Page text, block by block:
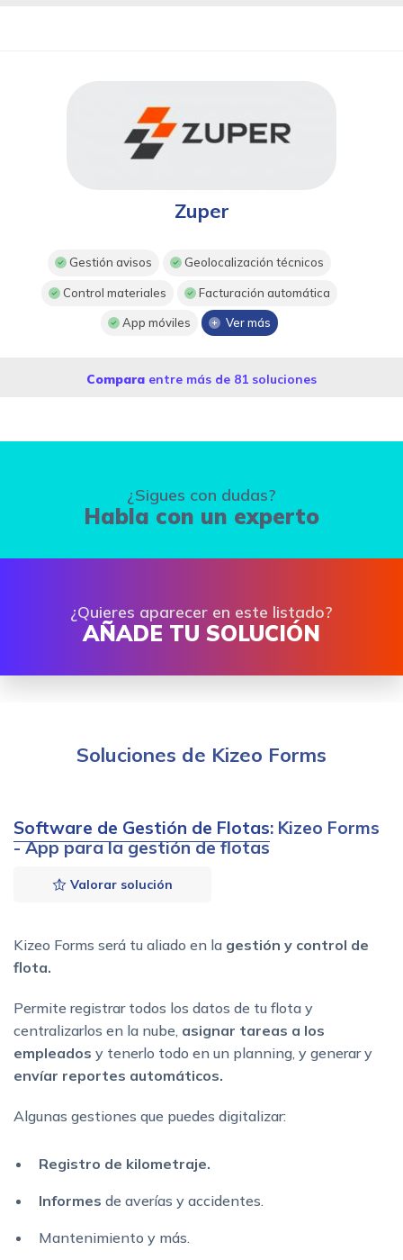
Zuper
Gestión avisos Geolocalización técnicos
Control materiales Facturación automática
App móviles Ver más
Compara entre más de 81 soluciones
¿Sigues con dudas?
Habla con un experto
¿Quieres aparecer en este listado?
AÑADE TU SOLUCIÓN
Soluciones de Kizeo Forms
Software de Gestión de Flotas: Kizeo Forms
- App para la gestión de flotas
Valorar solución
Kizeo Forms será tu aliado en la gestión y control de
flota.
Permite registrar todos los datos de tu flota y
centralizarlos en la nube, asignar tareas a los
empleados y tenerlo todo en un planning, y generar y
envíar reportes automáticos.
Algunas gestiones que puedes digitalizar:
Registro de kilometraje.
Informes de averías y accidentes.
Mantenimiento y más.